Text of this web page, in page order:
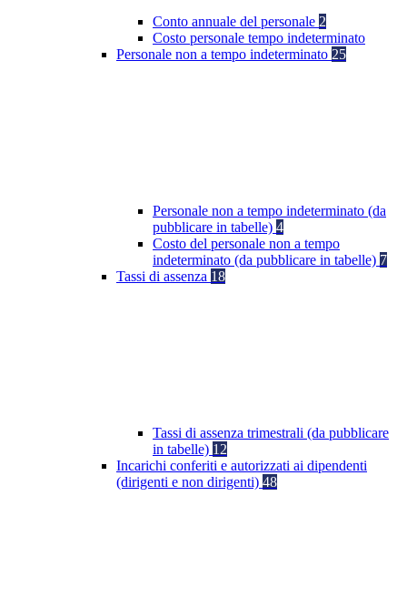
Conto annuale del personale 2
Costo personale tempo indeterminato
Personale non a tempo indeterminato 25
Personale non a tempo indeterminato (da
pubblicare in tabelle) 4
Costo del personale non a tempo
indeterminato (da pubblicare in tabelle) 7
Tassi di assenza 18
Tassi di assenza trimestrali (da pubblicare
in tabelle) 12
Incarichi conferiti e autorizzati ai dipendenti
(dirigenti e non dirigenti) 48